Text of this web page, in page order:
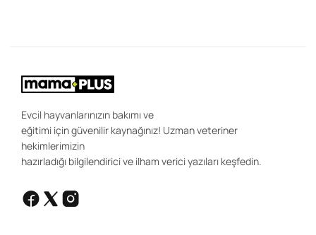
Evcil hayvanlarınızın bakımı ve
eğitimi için güvenilir kaynağınız! Uzman veteriner
hekimlerimizin
hazırladığı bilgilendirici ve ilham verici yazıları keşfedin.